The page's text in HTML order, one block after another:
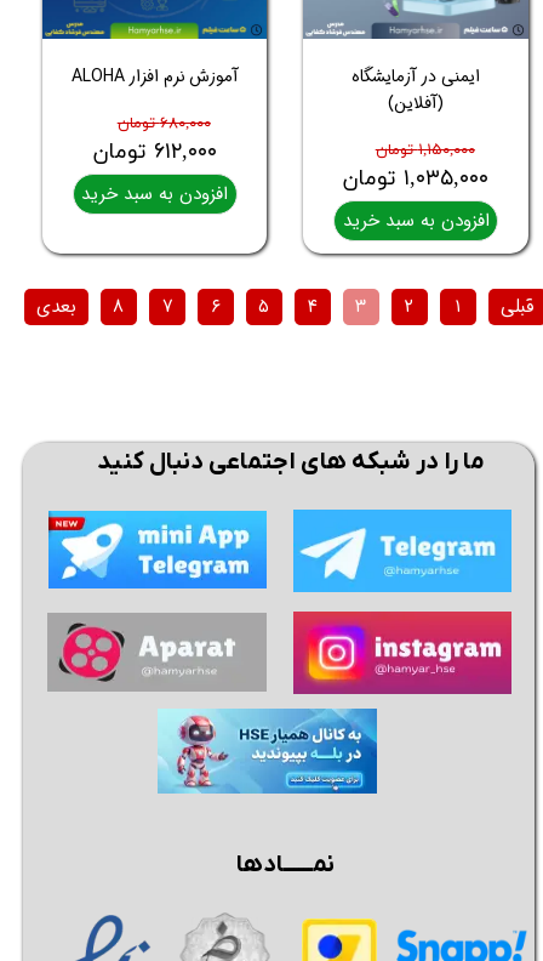
ایمنی در آزمایشگاه
(آفلاین)
۱,۱۵۰,۰۰۰ تومان
۱,۰۳۵,۰۰۰ تومان
افزودن به سبد خرید
آموزش نرم افزار ALOHA
۶۸۰,۰۰۰ تومان
۶۱۲,۰۰۰ تومان
افزودن به سبد خرید
قبلی ۱ ۲ ۳ ۴ ۵ ۶ ۷ ۸ بعدی
ما را در شبکه های اجتماعی دنبال کنید
نمــــــادها